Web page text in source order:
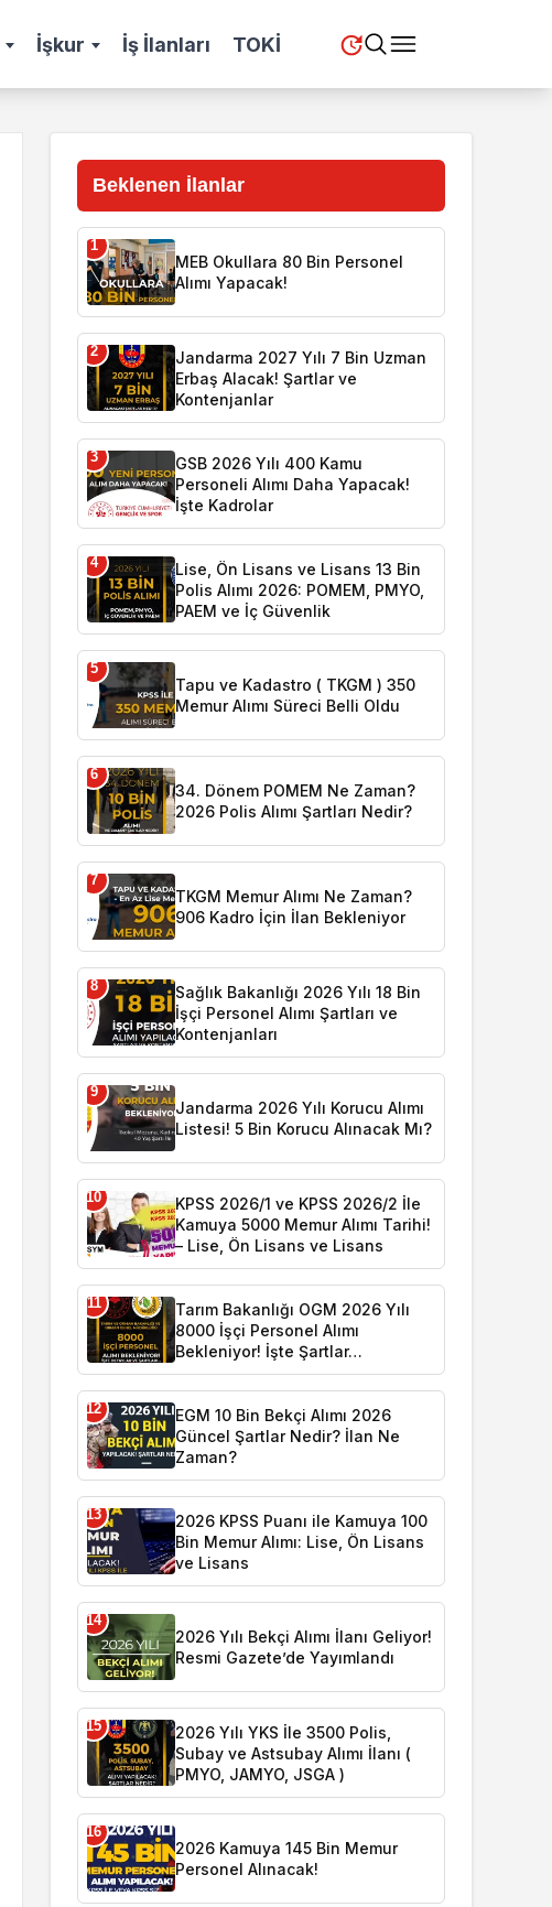
İşkur İş İlanları TOKİ
Beklenen İlanlar
1
MEB Okullara 80 Bin Personel
Alımı Yapacak!
2
Jandarma 2027 Yılı 7 Bin Uzman
Erbaş Alacak! Şartlar ve
Kontenjanlar
3
GSB 2026 Yılı 400 Kamu
Personeli Alımı Daha Yapacak!
İşte Kadrolar
4
Lise, Ön Lisans ve Lisans 13 Bin
Polis Alımı 2026: POMEM, PMYO,
PAEM ve İç Güvenlik
5
Tapu ve Kadastro ( TKGM ) 350
Memur Alımı Süreci Belli Oldu
6
34. Dönem POMEM Ne Zaman?
2026 Polis Alımı Şartları Nedir?
7
TKGM Memur Alımı Ne Zaman?
906 Kadro İçin İlan Bekleniyor
8
Sağlık Bakanlığı 2026 Yılı 18 Bin
İşçi Personel Alımı Şartları ve
Kontenjanları
9
Jandarma 2026 Yılı Korucu Alımı
Listesi! 5 Bin Korucu Alınacak Mı?
10
KPSS 2026/1 ve KPSS 2026/2 İle
Kamuya 5000 Memur Alımı Tarihi!
– Lise, Ön Lisans ve Lisans
11
Tarım Bakanlığı OGM 2026 Yılı
8000 İşçi Personel Alımı
Bekleniyor! İşte Şartlar…
12
EGM 10 Bin Bekçi Alımı 2026
Güncel Şartlar Nedir? İlan Ne
Zaman?
13
2026 KPSS Puanı ile Kamuya 100
Bin Memur Alımı: Lise, Ön Lisans
ve Lisans
14
2026 Yılı Bekçi Alımı İlanı Geliyor!
Resmi Gazete’de Yayımlandı
15
2026 Yılı YKS İle 3500 Polis,
Subay ve Astsubay Alımı İlanı (
PMYO, JAMYO, JSGA )
16
2026 Kamuya 145 Bin Memur
Personel Alınacak!